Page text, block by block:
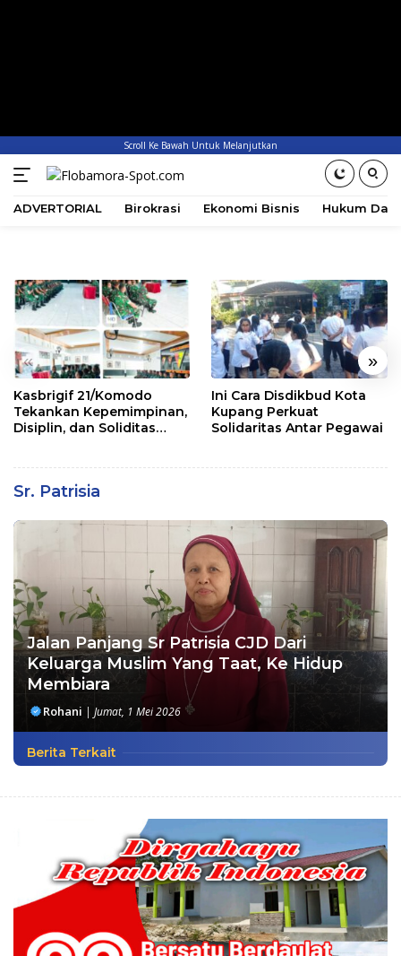
Scroll Ke Bawah Untuk Melanjutkan
ADVERTORIAL Birokrasi Ekonomi Bisnis Hukum
« »
Kasbrigif 21/Komodo
Tekankan Kepemimpinan,
Disiplin, dan Soliditas
Ini Cara Disdikbud Kota
Kupang Perkuat
Solidaritas Antar Pegawai
Sr. Patrisia
Jalan Panjang Sr Patrisia CJD Dari
Keluarga Muslim Yang Taat, Ke Hidup
Membiara
Rohani | Jumat, 1 Mei 2026
Berita Terkait